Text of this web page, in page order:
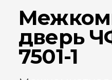
дверь
7501-1